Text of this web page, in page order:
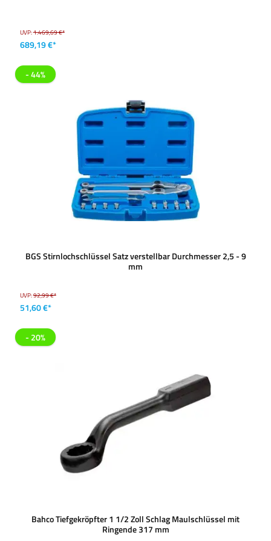
UVP:1.469,69 €*
689,19 €*
- 44%
BGS Stirnlochschlüssel Satz verstellbar Durchmesser 2,5 - 9
mm
UVP:92,99 €*
51,60 €*
- 20%
Bahco Tiefgekröpfter 1 1/2 Zoll Schlag Maulschlüssel mit
Ringende 317 mm